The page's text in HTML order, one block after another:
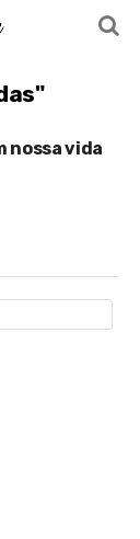
nossa vida